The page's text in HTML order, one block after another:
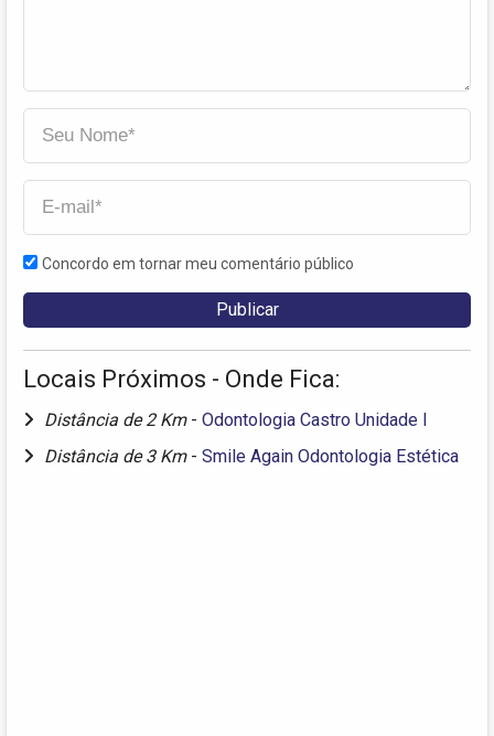
Concordo em tornar meu comentário público
Locais Próximos - Onde Fica:
Distância de 2 Km - Odontologia Castro Unidade I
Distância de 3 Km - Smile Again Odontologia Estética